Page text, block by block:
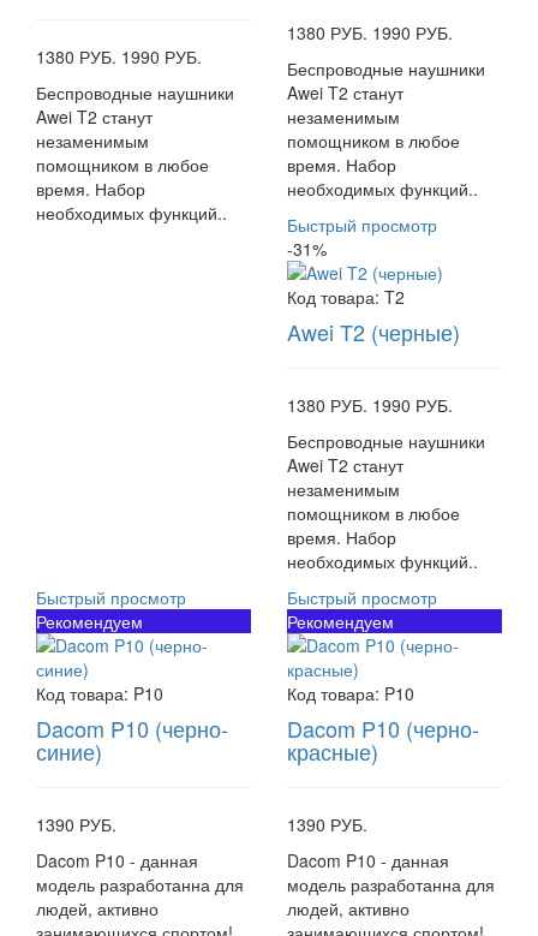
1380 РУБ. 1990 РУБ.
Беспроводные наушники
Awei T2 станут
незаменимым
помощником в любое
время. Набор
необходимых функций..
1380 РУБ. 1990 РУБ.
Беспроводные наушники
Awei T2 станут
незаменимым
помощником в любое
время. Набор
необходимых функций..
Быстрый просмотр
-31%
Код товара: T2
Awei T2 (черные)
1380 РУБ. 1990 РУБ.
Беспроводные наушники
Awei T2 станут
незаменимым
помощником в любое
время. Набор
необходимых функций..
Быстрый просмотр
Рекомендуем
Код товара: P10
Dacom P10 (черно-
синие)
1390 РУБ.
Dacom P10 - данная
модель разработанна для
людей, активно
Быстрый просмотр
Рекомендуем
Код товара: P10
Dacom P10 (черно-
красные)
1390 РУБ.
Dacom P10 - данная
модель разработанна для
людей, активно